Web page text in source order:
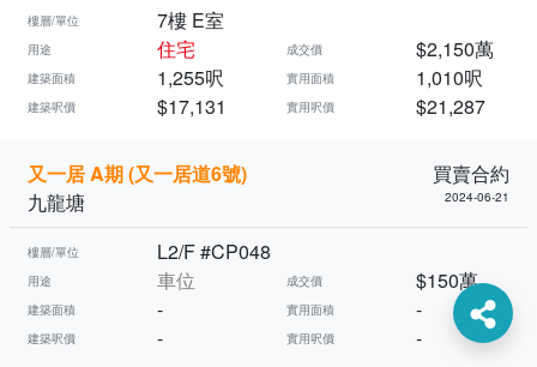
樓層/單位 7樓 E室
用途 住宅 成交價 $2,150萬
建築面積 1,255呎 實用面積 1,010呎
建築呎價 $17,131 實用呎價 $21,287
又一居 A期 (又一居道6號)
買賣合約
九龍塘
2024-06-21
樓層/單位 L2/F #CP048
用途 車位 成交價 $150萬
建築面積 - 實用面積 -
建築呎價 - 實用呎價 -